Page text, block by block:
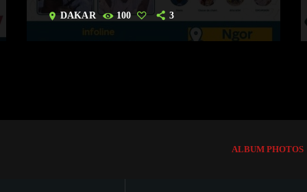
location_on DAKAR 100 3
ALBUM PHOTOS